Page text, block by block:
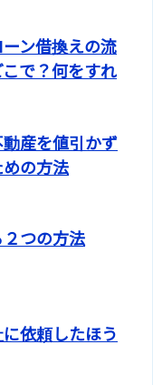
ーン借換えの流
で？何をすれ
産を値引かず
の方法
つの方法
依頼したほう